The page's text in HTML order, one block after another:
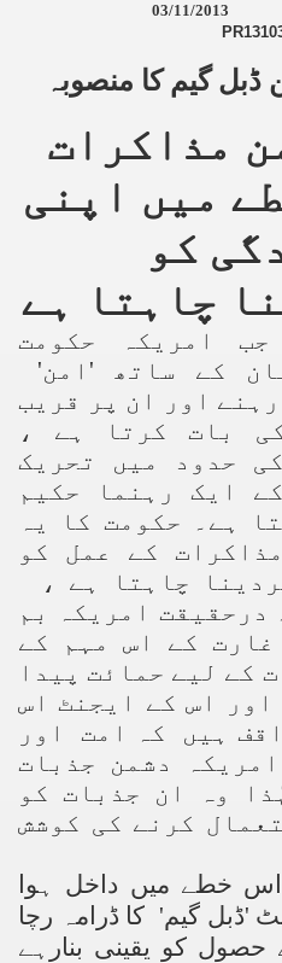
03/11/2013
ڈبل گیم کا منصوبہ
مذاکرات
میں اپنی
کو
چاہتا ہے
امریکہ حکومت
کے ساتھ 'امن'
اور ان پر قریب
بات کرتا ہے ،
حدود میں تحریک
ایک رہنما حکیم
ہے۔ حکومت کا یہ
کے عمل کو
چاہتا ہے ،
درحقیقت امریکہ بم
غارت کے اس مہم کے
کے لیے حمائت پیدا
اس کے ایجنٹ اس
ہیں کہ امت اور
دشمن جذبات
وہ ان جذبات کو
کرنے کی کوشش
خطے میں داخل ہوا
'ڈبل گیم' کا ڈرامہ رچا
کو یقینی بنارہے